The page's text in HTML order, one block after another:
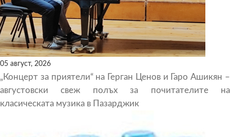
05 август, 2026
„Концерт за приятели“ на Герган Ценов и Гаро Ашикян –
августовски свеж полъх за почитателите на
класическата музика в Пазарджик